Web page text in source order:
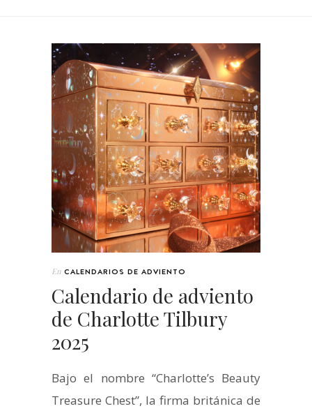
En CALENDARIOS DE ADVIENTO
Calendario de adviento
de Charlotte Tilbury
2025
Bajo el nombre “Charlotte’s Beauty
Treasure Chest”, la firma británica de